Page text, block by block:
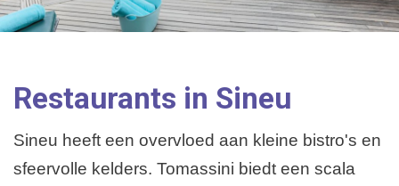
Restaurants in Sineu
Sineu heeft een overvloed aan kleine bistro's en
sfeervolle kelders. Tomassini biedt een scala